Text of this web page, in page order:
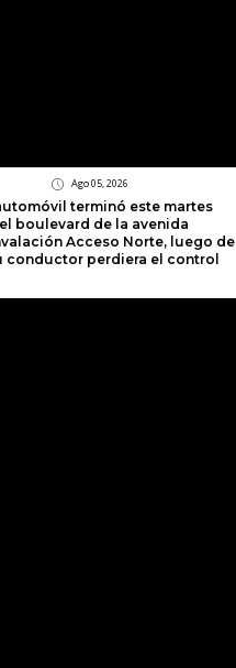
Ago 05, 2026
terminó este martes
boulevard de la avenida
Acceso Norte, luego de
conductor perdiera el control